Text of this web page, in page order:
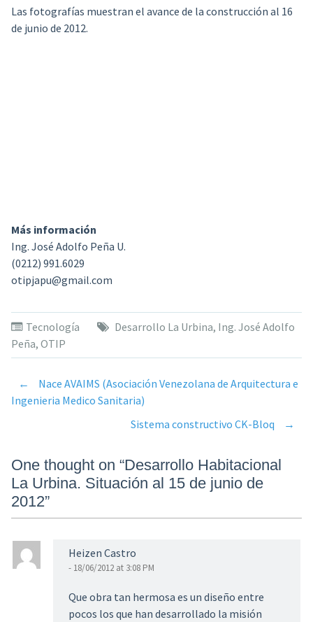
Las fotografías muestran el avance de la construcción al 16
de junio de 2012.
Más información
Ing. José Adolfo Peña U.
(0212) 991.6029
otipjapu@gmail.com
Tecnología Desarrollo La Urbina, Ing. José Adolfo
Peña, OTIP
Post
navigation
←
Nace AVAIMS (Asociación Venezolana de Arquitectura e
Ingenieria Medico Sanitaria)
Sistema constructivo CK-Bloq
→
One thought on “Desarrollo Habitacional
La Urbina. Situación al 15 de junio de
2012”
Heizen Castro
- 18/06/2012 at 3:08 PM
Que obra tan hermosa es un diseño entre
pocos los que han desarrollado la misión